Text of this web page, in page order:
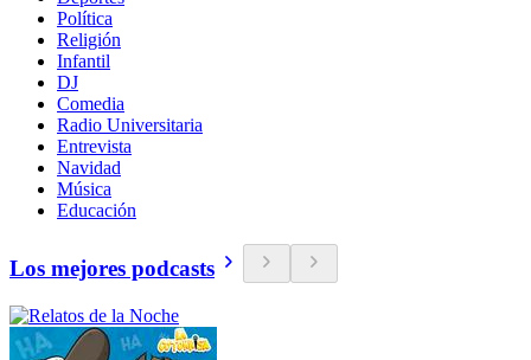
Política
Religión
Infantil
DJ
Comedia
Radio Universitaria
Entrevista
Navidad
Música
Educación
Los mejores podcasts